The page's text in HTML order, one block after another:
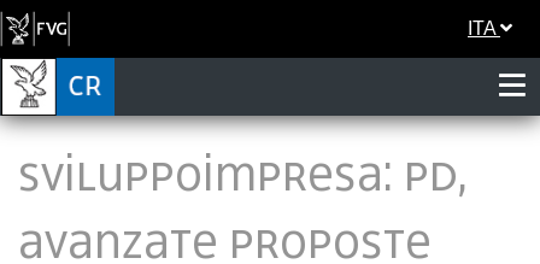
ITA
SviluppoImpresa: Pd,
avanzate proposte